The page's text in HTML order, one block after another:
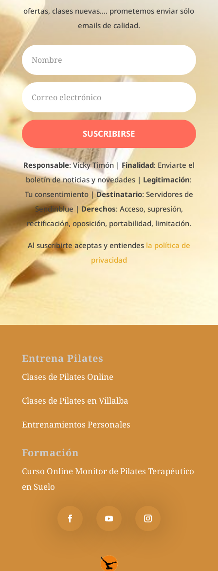
ofertas, clases nuevas.... prometemos enviar sólo
emails de calidad.
SUSCRIBIRSE
Responsable: Vicky Timón| Finalidad: Enviarte el
boletín de noticias y novedades | Legitimación:
Tu consentimiento |Destinatario: Servidores de
Sendinblue | Derechos: Acceso, supresión,
rectificación, oposición, portabilidad, limitación.
Al suscribirte aceptas y entiendes la política de
privacidad
Entrena Pilates
Clases de Pilates Online
Clases de Pilates en Villalba
Entrenamientos Personales
Formación
Curso Online Monitor de Pilates Terapéutico
en Suelo